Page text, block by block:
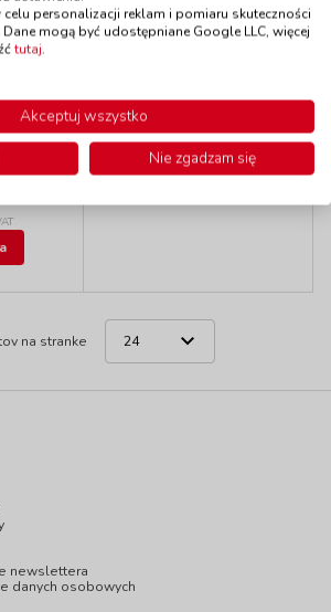
dla
Plac zabaw - Zamek
Produkt wycofany z
oferty
na stranke
newslettera
danych osobowych
personalizacji reklam i pomiaru skuteczności
mogą być udostępniane Google LLC, więcej
tutaj.
Akceptuj wszystko
Nie zgadzam się